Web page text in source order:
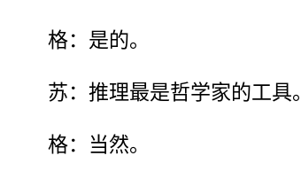
格：是的。
苏：推理最是哲学家的工具。
格：当然。